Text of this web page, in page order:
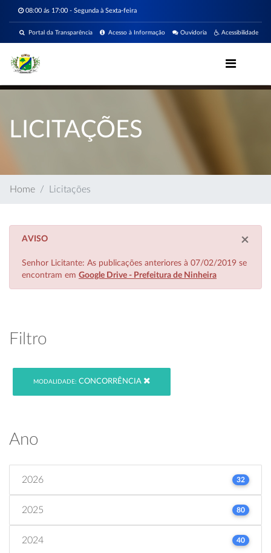
08:00 ás 17:00 - Segunda à Sexta-feira
Acessibilidade
Ouvidoria
Acesso à Informação
Portal da Transparência
LICITAÇÕES
Home Licitações
×
AVISO
Senhor Licitante: As publicações anteriores à 07/02/2019 se
encontram em Google Drive - Prefeitura de Ninheira
Filtro
MODALIDADE: CONCORRÊNCIA
Ano
2026 32
2025 80
2024 40